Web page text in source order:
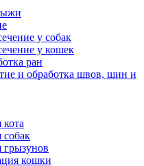
у собак
у кошек
ран
и обработка швов, шин и
кота
собак
грызунов
кошки